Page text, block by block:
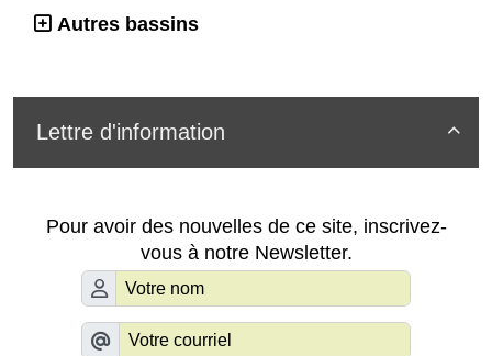
Autres bassins

Lettre d'information
Pour avoir des nouvelles de ce site, inscrivez-
vous à notre Newsletter.